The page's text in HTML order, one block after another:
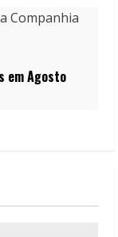
em Agosto